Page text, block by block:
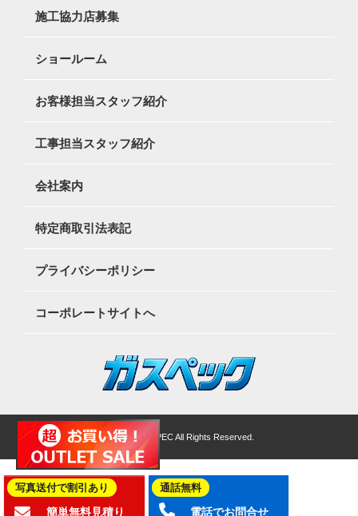
施工協力店募集
ショールーム
お客様担当スタッフ紹介
工事担当スタッフ紹介
会社案内
特定商取引法表記
プライバシーポリシー
コーポレートサイトへ
©2026 GASSPEC All Rights Reserved.
写真送付で割引あり
簡単無料見積り
通話無料
電話でお問合せ